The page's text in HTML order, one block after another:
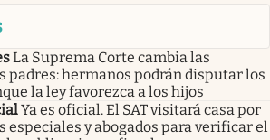
La Suprema Corte cambia las
padres: hermanos podrán disputar los
la ley favorezca a los hijos
Ya es oficial. El SAT visitará casa por
especiales y abogados para verificar el